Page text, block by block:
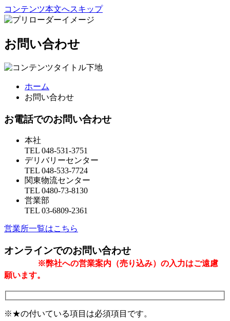
コンテンツ本文へスキップ
お問い合わせ
ホーム
お問い合わせ
お電話でのお問い合わせ
本社
TEL 048-531-3751
デリバリーセンター
TEL 048-533-7724
関東物流センター
TEL 0480-73-8130
営業部
TEL 03-6809-2361
営業所一覧はこちら
オンラインでのお問い合わせ
※弊社への営業案内（売り込み）の入力はご遠慮
願います。
※★の付いている項目は必須項目です。